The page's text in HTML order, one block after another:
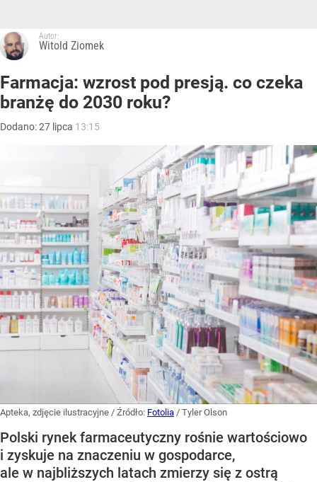
Autor:
Witold Ziomek
Farmacja: wzrost pod presją. co czeka
branżę do 2030 roku?
Dodano:27 lipca 13:15
Apteka, zdjęcie ilustracyjne / Źródło: Fotolia / Tyler Olson
Polski rynek farmaceutyczny rośnie wartościowo
i zyskuje na znaczeniu w gospodarce,
ale w najbliższych latach zmierzy się z ostrą